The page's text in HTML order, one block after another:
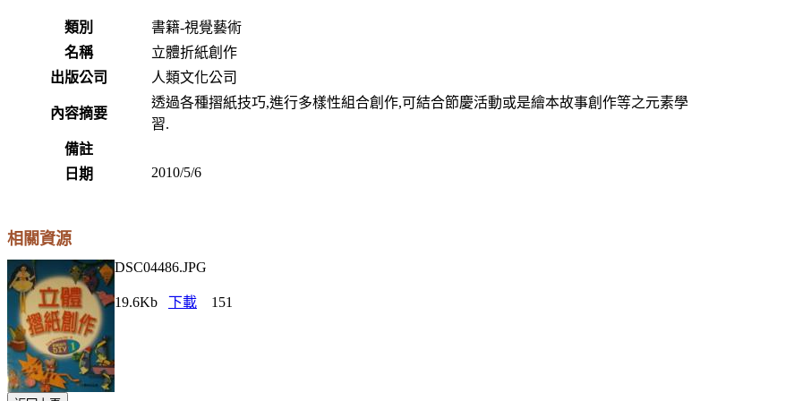
類別
書籍-視覺藝術
名稱
立體折紙創作
出版公司
人類文化公司
內容摘要
透過各種摺紙技巧,進行多樣性組合創作,可結合節慶活動或是繪本故事創作等之元素學
習.
備註
日期
2010/5/6
相關資源
DSC04486.JPG
19.6Kb 下載 151